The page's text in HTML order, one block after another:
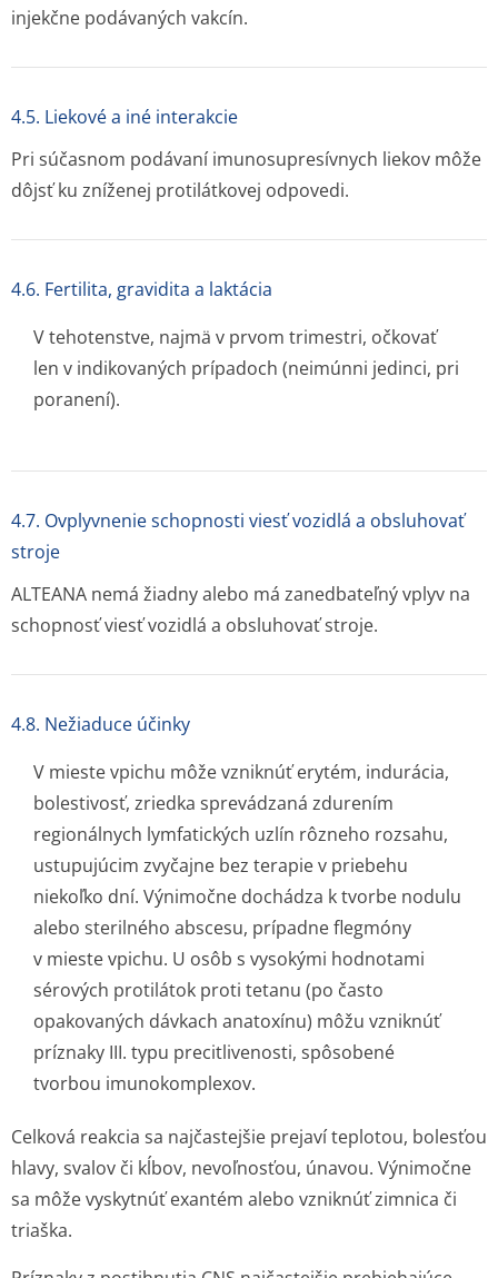
injekčne podávaných vakcín.
4.5. Liekové a iné interakcie
Pri súčasnom podávaní imunosupresívnych liekov môže
dôjsť ku zníženej protilátkovej odpovedi.
4.6. Fertilita, gravidita a laktácia
V tehotenstve, najmä v prvom trimestri, očkovať
len v indikovaných prípadoch (neimúnni jedinci, pri
poranení).
4.7. Ovplyvnenie schopnosti viesť vozidlá a obsluhovať
stroje
ALTEANA nemá žiadny alebo má zanedbateľný vplyv na
schopnosť viesť vozidlá a obsluhovať stroje.
4.8. Nežiaduce účinky
V mieste vpichu môže vzniknúť erytém, indurácia,
bolestivosť, zriedka sprevádzaná zdurením
regionálnych lymfatických uzlín rôzneho rozsahu,
ustupujúcim zvyčajne bez terapie v priebehu
niekoľko dní. Výnimočne dochádza k tvorbe nodulu
alebo sterilného abscesu, prípadne flegmóny
v mieste vpichu. U osôb s vysokými hodnotami
sérových protilátok proti tetanu (po často
opakovaných dávkach anatoxínu) môžu vzniknúť
príznaky III. typu precitlivenosti, spôsobené
tvorbou imunokomplexov.
Celková reakcia sa najčastejšie prejaví teplotou, bolesťou
hlavy, svalov či kĺbov, nevoľnosťou, únavou. Výnimočne
sa môže vyskytnúť exantém alebo vzniknúť zimnica či
triaška.